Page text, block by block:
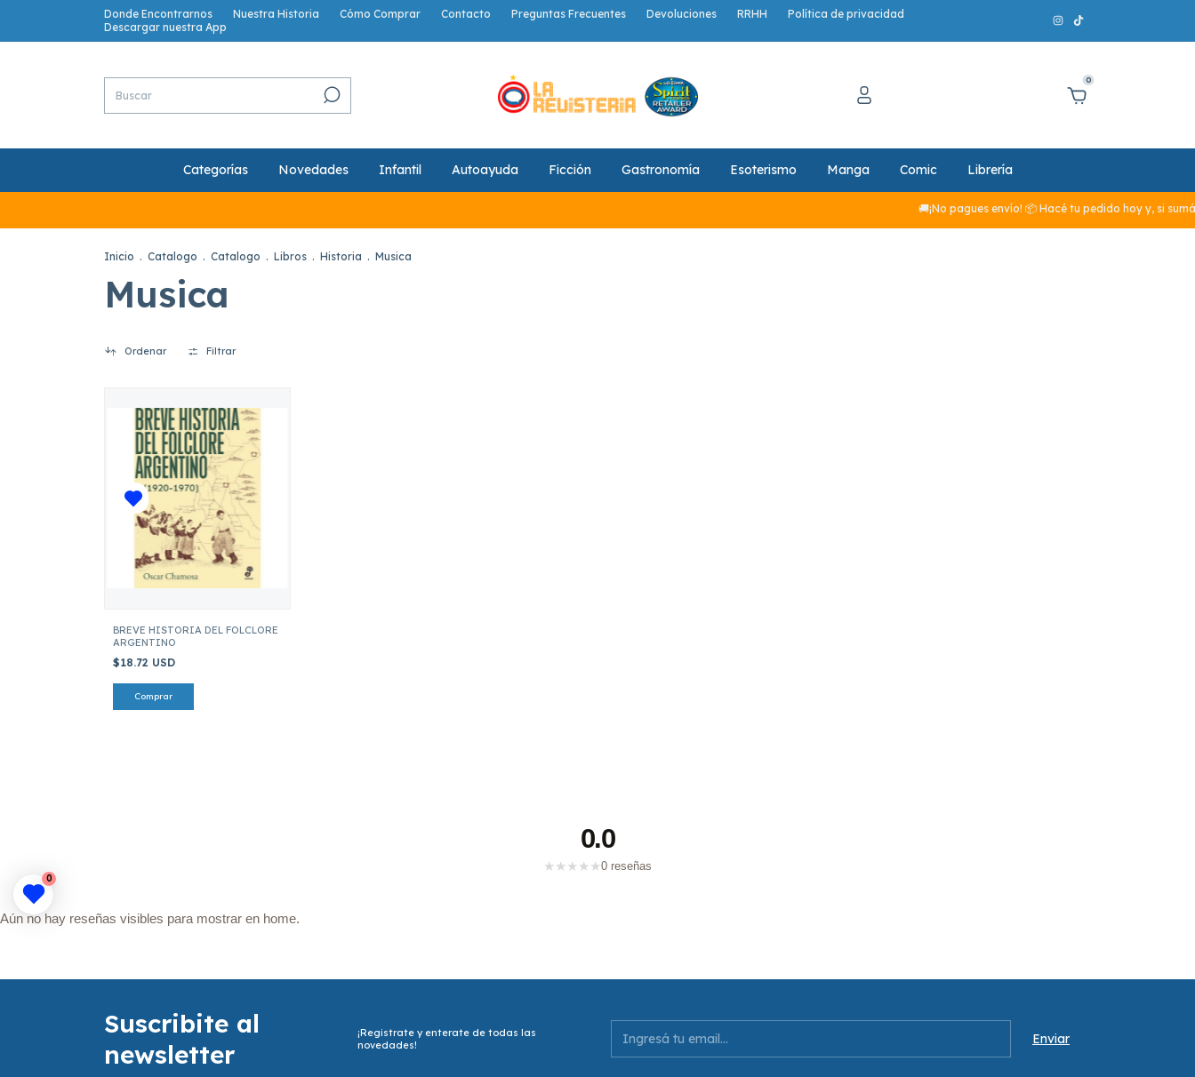
Donde Encontrarnos Nuestra Historia Cómo Comprar Contacto Preguntas Frecuentes Devoluciones RRHH
Política de privacidad
Descargar nuestra App
0
Categorías Novedades Infantil Autoayuda Ficción Gastronomía Esoterismo Manga Comic Librería
🚚¡No pagues envío! 📦 Hacé tu pedido hoy y, si
Inicio . Catalogo . Catalogo . Libros . Historia . Musica
Musica
Ordenar Filtrar
BREVE HISTORIA DEL FOLCLORE
ARGENTINO
$18.72 USD
0.0
★ ★ ★ ★ ★0 reseñas
Aún no hay reseñas visibles para mostrar en home.
Suscribite al
newsletter
¡Registrate y enterate de todas las
novedades!
0